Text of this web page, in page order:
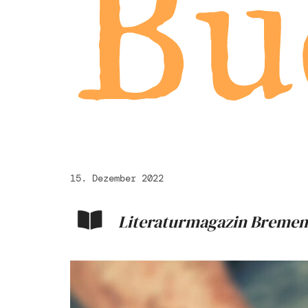
15. Dezember 2022
Literaturmagazin Bremen